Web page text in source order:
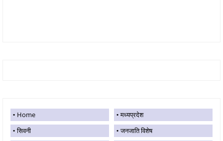
Home
मध्यप्रदेश
सिवनी
जनजाति विशेष